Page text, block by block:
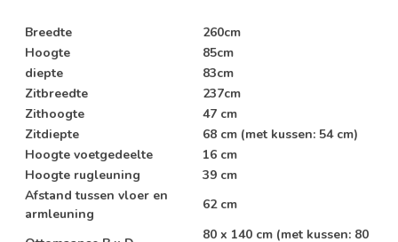
Breedte
260cm
Hoogte
85cm
diepte
83cm
Zitbreedte
237cm
Zithoogte
47 cm
Zitdiepte
68 cm (met kussen: 54 cm)
Hoogte voetgedeelte
16 cm
Hoogte rugleuning
39 cm
Afstand tussen vloer en
armleuning
62 cm
80 x 140 cm (met kussen: 80